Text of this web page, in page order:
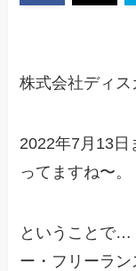
株式会社ディス
2022年7月13日
ってますね〜。
ということで…
ー・フリーラ